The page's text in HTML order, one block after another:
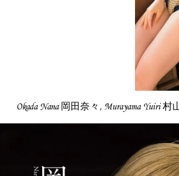
Okada Nana 岡田奈々, Murayama Yuiri